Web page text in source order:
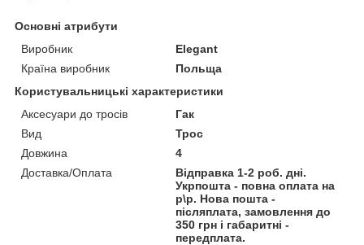
Основні атрибути
Виробник
Elegant
Країна виробник
Польща
Користувальницькі характеристики
Аксесуари до тросів
Гак
Вид
Трос
Довжина
4
Доставка/Оплата
Відправка 1-2 роб. дні.
Укрпошта - повна оплата на
р\р. Нова пошта -
післяплата, замовлення до
350 грн і габаритні -
передплата.